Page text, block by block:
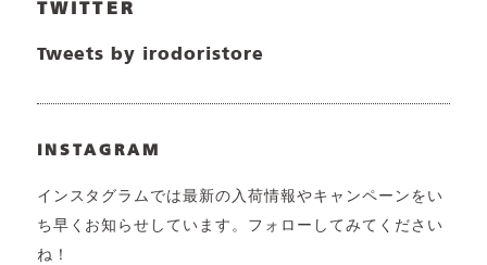
TWITTER
Tweets by irodoristore
INSTAGRAM
インスタグラムでは最新の入荷情報やキャンペーンをい
ち早くお知らせしています。フォローしてみてください
ね！